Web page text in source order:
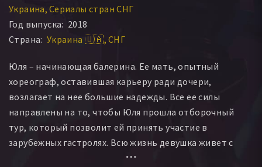
Украина Сериалы стран СНГ
Год выпуска: 2018
Страна: Украина 🇺🇦 СНГ
Юля – начинающая балерина. Ее мать, опытный
хореограф, оставившая карьеру ради дочери,
возлагает на нее большие надежды. Все ее силы
направлены на то, чтобы Юля прошла отборочный
тур, который позволит ей принять участие в
зарубежных гастролях. Всю жизнь девушка живет с
чувством, что «должна» матери, «обязана» воплотить